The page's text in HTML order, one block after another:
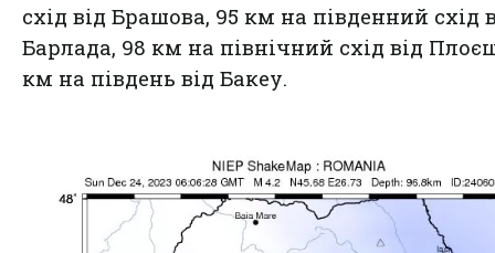
схід від Брашова, 95 км на південний схід
Барлада, 98 км на північний схід від
км на південь від Бакеу.